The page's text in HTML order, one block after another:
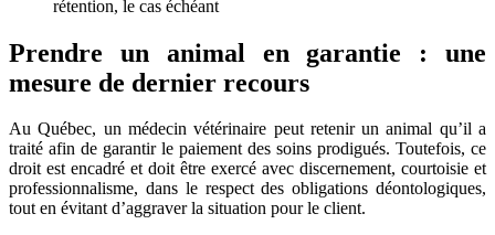
rétention, le cas échéant
Prendre un animal en garantie : une
mesure de dernier recours
Au Québec, un médecin vétérinaire peut retenir un animal qu’il a
traité afin de garantir le paiement des soins prodigués. Toutefois, ce
droit est encadré et doit être exercé avec discernement, courtoisie et
professionnalisme, dans le respect des obligations déontologiques,
tout en évitant d’aggraver la situation pour le client.